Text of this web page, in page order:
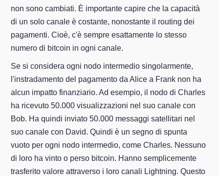
non sono cambiati. È importante capire che la capacità
di un solo canale è costante, nonostante il routing dei
pagamenti. Cioè, c'è sempre esattamente lo stesso
numero di bitcoin in ogni canale.
Se si considera ogni nodo intermedio singolarmente,
l'instradamento del pagamento da Alice a Frank non ha
alcun impatto finanziario. Ad esempio, il nodo di Charles
ha ricevuto 50.000 visualizzazioni nel suo canale con
Bob. Ha quindi inviato 50.000 messaggi satellitari nel
suo canale con David. Quindi è un segno di spunta
vuoto per ogni nodo intermedio, come Charles. Nessuno
di loro ha vinto o perso bitcoin. Hanno semplicemente
trasferito valore attraverso i loro canali Lightning. Questo